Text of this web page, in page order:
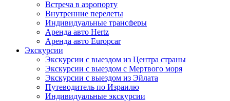
Встреча в аэропорту
Внутренние перелеты
Индивидуальные трансферы
Аренда авто Hertz
Аренда авто Europcar
Экскурсии
Экскурсии с выездом из Центра страны
Экскурсии с выездом c Мертвого моря
Экскурсии с выездом из Эйлата
Путеводитель по Израилю
Индивидуальные экскурсии